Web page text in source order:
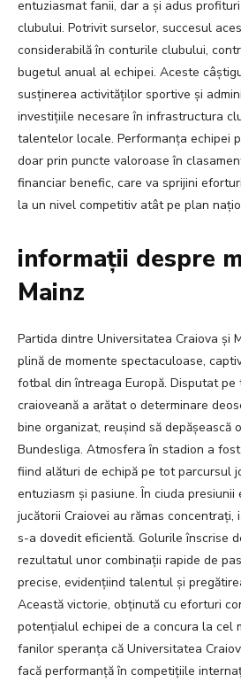
entuziasmat fanii, dar a și adus
clubului. Potrivit surselor, succesul
considerabilă în conturile clubului,
bugetul anual al echipei. Aceste
susținerea activităților sportive și
investițiile necesare în infrastructura
talentelor locale. Performanța echipei
doar prin puncte valoroase în
financiar benefic, care va sprijini
la un nivel competitiv atât pe plan
informații despre
Mainz
Partida dintre Universitatea Craiova și
plină de momente spectaculoase,
fotbal din întreaga Europă. Disputat pe
craioveană a arătat o determinare
bine organizat, reușind să depășească
Bundesliga. Atmosfera în stadion a
fiind alături de echipă pe tot parcursul
entuziasm și pasiune. În ciuda
jucătorii Craiovei au rămas
s-a dovedit eficientă. Golurile înscrise
rezultatul unor combinații rapide de
precise, evidențiind talentul și
Această victorie, obținută cu eforturi
potențialul echipei de a concura la cel
fanilor speranța că Universitatea
facă performanță în competițiile